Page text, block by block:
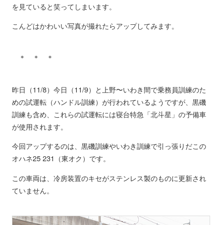
を見ていると笑ってしまいます。
こんどはかわいい写真が撮れたらアップしてみます。
＊ ＊ ＊
昨日（11/8）今日（11/9）と上野〜いわき間で乗務員訓練のた
めの試運転（ハンドル訓練）が行われているようですが、黒磯
訓練も含め、これらの試運転には寝台特急「北斗星」の予備車
が使用されます。
今回アップするのは、黒磯訓練やいわき訓練で引っ張りだこの
オハネ25 231（東オク）です。
この車両は、冷房装置のキセがステンレス製のものに更新され
ていません。